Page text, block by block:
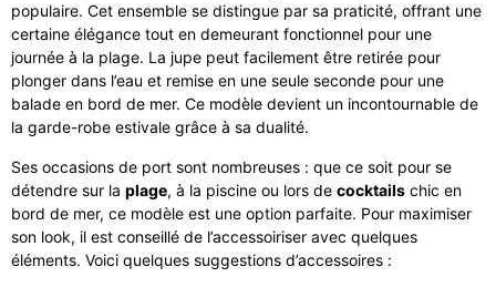
populaire. Cet ensemble se distingue par sa praticité, offrant une
certaine élégance tout en demeurant fonctionnel pour une
journée à la plage. La jupe peut facilement être retirée pour
plonger dans l’eau et remise en une seule seconde pour une
balade en bord de mer. Ce modèle devient un incontournable de
la garde-robe estivale grâce à sa dualité.
Ses occasions de port sont nombreuses : que ce soit pour se
détendre sur la plage, à la piscine ou lors de cocktails chic en
bord de mer, ce modèle est une option parfaite. Pour maximiser
son look, il est conseillé de l’accessoiriser avec quelques
éléments. Voici quelques suggestions d’accessoires :